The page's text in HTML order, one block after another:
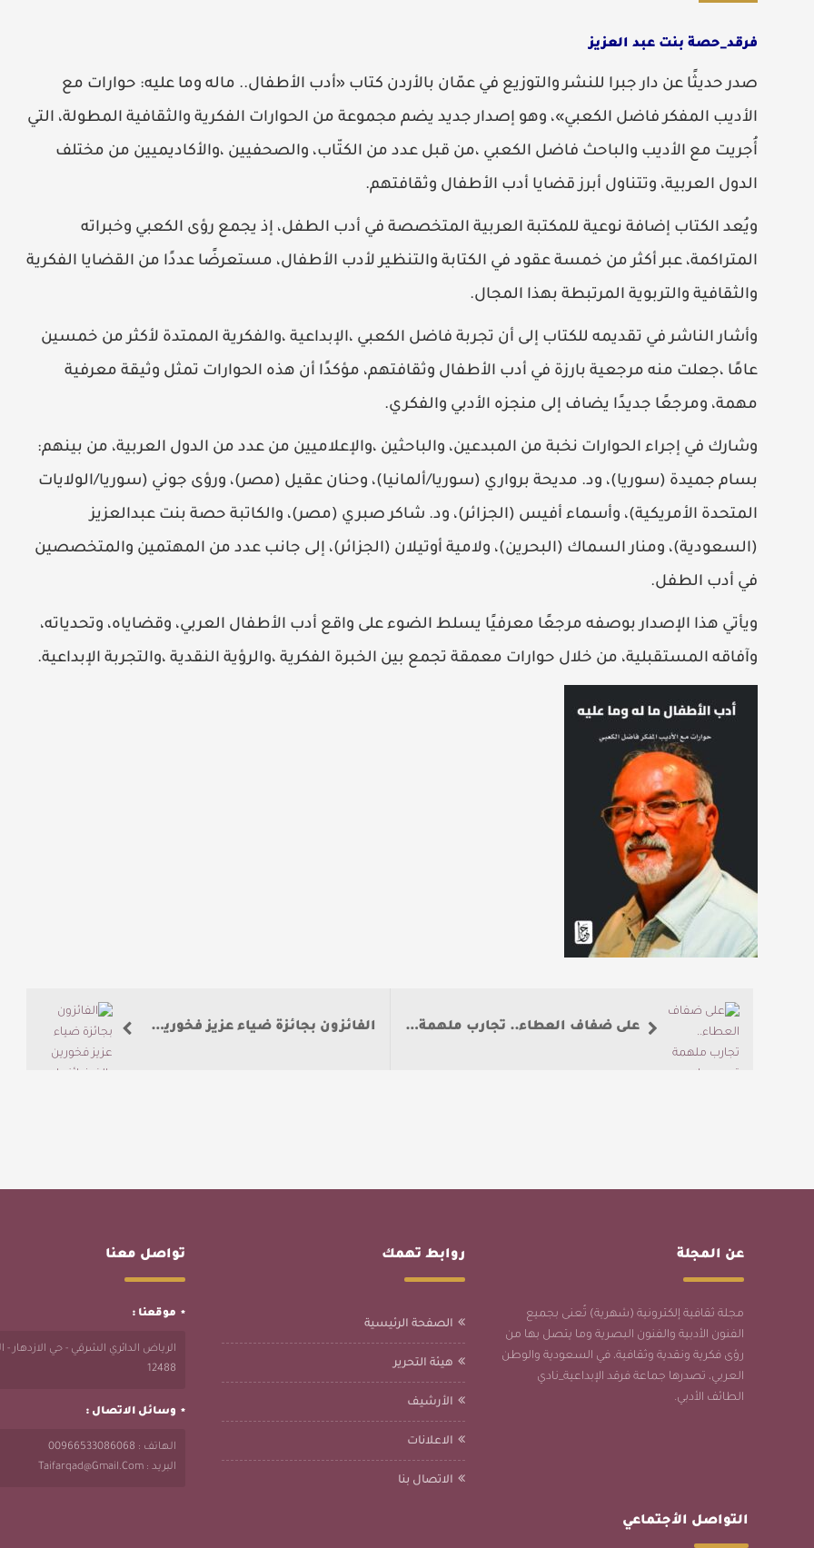
فرقد_حصة بنت عبد العزيز
صدر حديثًا عن دار جبرا للنشر والتوزيع في عمّان بالأردن كتاب «أدب الأطفال.. ماله وما عليه: حوارات مع
الأديب المفكر فاضل الكعبي»، وهو إصدار جديد يضم مجموعة من الحوارات الفكرية والثقافية المطولة، التي
أُجريت مع الأديب والباحث فاضل الكعبي ،من قبل عدد من الكتّاب، والصحفيين ،والأكاديميين من مختلف
الدول العربية، وتتناول أبرز قضايا أدب الأطفال وثقافتهم.
ويُعد الكتاب إضافة نوعية للمكتبة العربية المتخصصة في أدب الطفل، إذ يجمع رؤى الكعبي وخبراته
المتراكمة، عبر أكثر من خمسة عقود في الكتابة والتنظير لأدب الأطفال، مستعرضًا عددًا من القضايا الفكرية
والثقافية والتربوية المرتبطة بهذا المجال.
وأشار الناشر في تقديمه للكتاب إلى أن تجربة فاضل الكعبي ،الإبداعية ،والفكرية الممتدة لأكثر من خمسين
عامًا ،جعلت منه مرجعية بارزة في أدب الأطفال وثقافتهم، مؤكدًا أن هذه الحوارات تمثل وثيقة معرفية
مهمة، ومرجعًا جديدًا يضاف إلى منجزه الأدبي والفكري.
وشارك في إجراء الحوارات نخبة من المبدعين، والباحثين ،والإعلاميين من عدد من الدول العربية، من بينهم:
بسام جميدة (سوريا)، ود. مديحة برواري (سوريا/ألمانيا)، وحنان عقيل (مصر)، ورؤى جوني (سوريا/الولايات
المتحدة الأمريكية)، وأسماء أفيس (الجزائر)، ود. شاكر صبري (مصر)، والكاتبة حصة بنت عبدالعزيز
(السعودية)، ومنار السماك (البحرين)، ولامية أوتيلان (الجزائر)، إلى جانب عدد من المهتمين والمتخصصين
في أدب الطفل.
ويأتي هذا الإصدار بوصفه مرجعًا معرفيًا يسلط الضوء على واقع أدب الأطفال العربي، وقضاياه، وتحدياته،
وآفاقه المستقبلية، من خلال حوارات معمقة تجمع بين الخبرة الفكرية ،والرؤية النقدية ،والتجربة الإبداعية.
على ضفاف العطاء.. تجارب ملهمة ترسم ملامح التميز التطوعي في تبوك الفائزون بجائزة ضياء عزيز فخورين بالفوز؛ لأنها تحمل اسم الملك سلمان
عن المجلة
مجلة ثقافية إلكترونية (شهرية) تُعنى بجميع
الفنون الأدبية والفنون البصرية وما يتصل بها من
رؤى فكرية ونقدية وثقافية، في السعودية والوطن
العربي، تصدرها جماعة فرقد الإبداعية_نادي
الطائف الأدبي.
روابط تهمك
الصفحة الرئيسية
هيئة التحرير
الأرشيف
الاعلانات
الاتصال بنا
تواصل معنا
موقعنا :
الرياض الدائري الشرقي - حي الازدهار -
12488
وسائل الاتصال :
الهاتف : 00966533086068
البريد : Taifarqad@gmail.com
التواصل الأجتماعي